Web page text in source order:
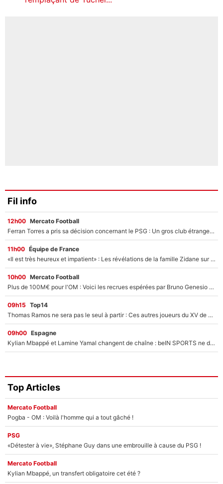
Fil info
12h00 Mercato Football
Ferran Torres a pris sa décision concernant le PSG : Un gros club étranger prêt à relancer le feuilleton pour la signature du champion du monde 2026 !
11h00 Équipe de France
«Il est très heureux et impatient» : Les révélations de la famille Zidane sur sa prise de pouvoir en équipe de France !
10h00 Mercato Football
Plus de 100M€ pour l'OM : Voici les recrues espérées par Bruno Genesio et Grégory Lorenzi après l’opération dégraissage
09h15 Top14
Thomas Ramos ne sera pas le seul à partir : Ces autres joueurs du XV de France pourraient aussi quitter le Stade Toulousain, un club de Top 14 est déjà sur les rangs
09h00 Espagne
Kylian Mbappé et Lamine Yamal changent de chaîne : beIN SPORTS ne digère pas cette décision historique et prédit un fiasco pour la Liga
Top Articles
Mercato Football
Pogba - OM : Voilà l'homme qui a tout gâché !
PSG
«Détester à vie», Stéphane Guy dans une embrouille à cause du PSG !
Mercato Football
Kylian Mbappé, un transfert obligatoire cet été ?